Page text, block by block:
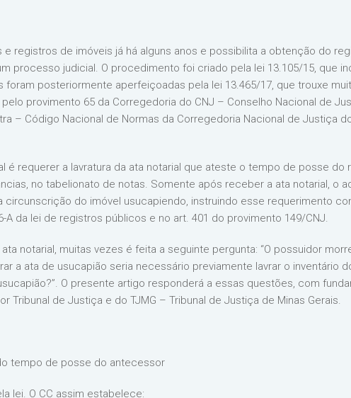
registros de imóveis já há alguns anos e possibilita a obtenção do
processo judicial. O procedimento foi criado pela lei 13.105/15, que
posteriormente aperfeiçoadas pela lei 13.465/17, que trouxe
provimento 65 da Corregedoria do CNJ – Conselho Nacional de
– Código Nacional de Normas da Corregedoria Nacional de Justiça
é requerer a lavratura da ata notarial que ateste o tempo de posse do
no tabelionato de notas. Somente após receber a ata notarial, o
do imóvel usucapiendo, instruindo esse requerimento
da lei de registros públicos e no art. 401 do provimento 149/CNJ.
notarial, muitas vezes é feita a seguinte pergunta: “O possuidor
a ata de usucapião seria necessário previamente lavrar o inventário
O presente artigo responderá a essas questões, com
Tribunal de Justiça e do TJMG – Tribunal de Justiça de Minas Gerais.
tempo de posse do antecessor
lei. O CC assim estabelece: